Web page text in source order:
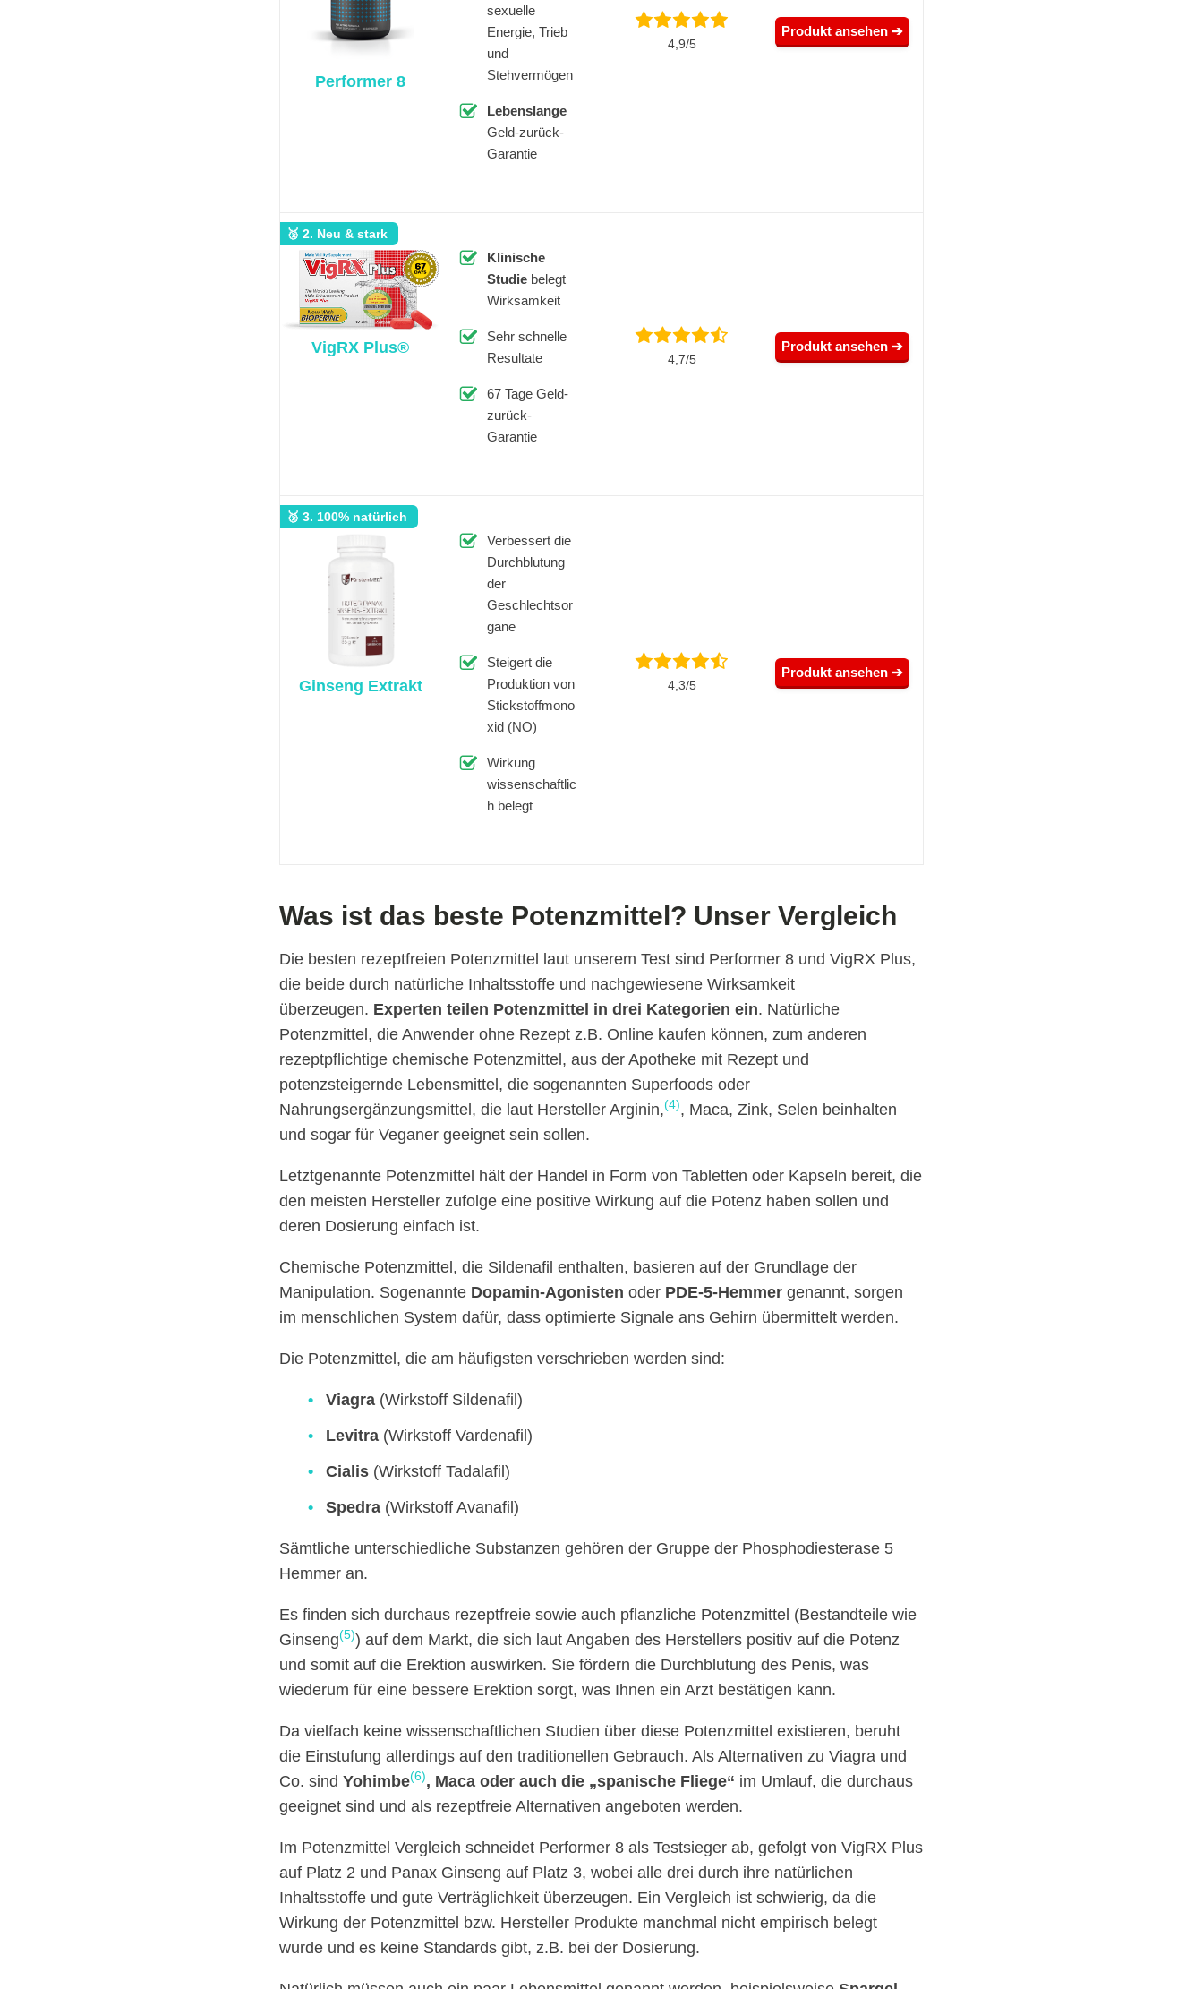
Performer 8
sexuelle
Energie, Trieb
und
Stehvermögen
Lebenslange
Geld-zurück-
Garantie
4,9/5
Produkt ansehen ➔
🥈 2. Neu & stark
VigRX Plus®
Klinische
Studiebelegt
Wirksamkeit
Sehr schnelle
Resultate
67 Tage Geld-
zurück-
Garantie
4,7/5
Produkt ansehen ➔
🥉 3. 100% natürlich
Ginseng Extrakt
Verbessert die
Durchblutung
der
Geschlechtsor
gane
Steigert die
Produktion von
Stickstoffmono
xid (NO)
Wirkung
wissenschaftlic
h belegt
4,3/5
Produkt ansehen ➔
Was ist das beste Potenzmittel? Unser Vergleich
Die besten rezeptfreien Potenzmittel laut unserem Test sind Performer 8 und VigRX Plus,
die beide durch natürliche Inhaltsstoffe und nachgewiesene Wirksamkeit
überzeugen. Experten teilen Potenzmittel in drei Kategorien ein. Natürliche
Potenzmittel, die Anwender ohne Rezept z.B. Online kaufen können, zum anderen
rezeptpflichtige chemische Potenzmittel, aus der Apotheke mit Rezept und
potenzsteigernde Lebensmittel, die sogenannten Superfoods oder
Nahrungsergänzungsmittel, die laut Hersteller Arginin,(4), Maca, Zink, Selen beinhalten
und sogar für Veganer geeignet sein sollen.
Letztgenannte Potenzmittel hält der Handel in Form von Tabletten oder Kapseln bereit, die
den meisten Hersteller zufolge eine positive Wirkung auf die Potenz haben sollen und
deren Dosierung einfach ist.
Chemische Potenzmittel, die Sildenafil enthalten, basieren auf der Grundlage der
Manipulation. Sogenannte Dopamin-Agonisten oder PDE-5-Hemmer genannt, sorgen
im menschlichen System dafür, dass optimierte Signale ans Gehirn übermittelt werden.
Die Potenzmittel, die am häufigsten verschrieben werden sind:
Viagra (Wirkstoff Sildenafil)
Levitra (Wirkstoff Vardenafil)
Cialis (Wirkstoff Tadalafil)
Spedra (Wirkstoff Avanafil)
Sämtliche unterschiedliche Substanzen gehören der Gruppe der Phosphodiesterase 5
Hemmer an.
Es finden sich durchaus rezeptfreie sowie auch pflanzliche Potenzmittel (Bestandteile wie
Ginseng(5)) auf dem Markt, die sich laut Angaben des Herstellers positiv auf die Potenz
und somit auf die Erektion auswirken. Sie fördern die Durchblutung des Penis, was
wiederum für eine bessere Erektion sorgt, was Ihnen ein Arzt bestätigen kann.
Da vielfach keine wissenschaftlichen Studien über diese Potenzmittel existieren, beruht
die Einstufung allerdings auf den traditionellen Gebrauch. Als Alternativen zu Viagra und
Co. sind Yohimbe(6), Maca oder auch die „spanische Fliege“ im Umlauf, die durchaus
geeignet sind und als rezeptfreie Alternativen angeboten werden.
Im Potenzmittel Vergleich schneidet Performer 8 als Testsieger ab, gefolgt von VigRX Plus
auf Platz 2 und Panax Ginseng auf Platz 3, wobei alle drei durch ihre natürlichen
Inhaltsstoffe und gute Verträglichkeit überzeugen. Ein Vergleich ist schwierig, da die
Wirkung der Potenzmittel bzw. Hersteller Produkte manchmal nicht empirisch belegt
wurde und es keine Standards gibt, z.B. bei der Dosierung.